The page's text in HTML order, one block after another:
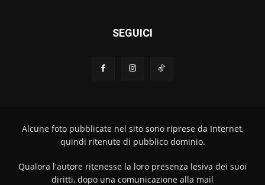
SEGUICI
Alcune foto pubblicate nel sito sono riprese da Internet,
quindi ritenute di pubblico dominio.
Qualora l'autore ritenesse la loro presenza lesiva dei suoi
diritti, dopo una comunicazione alla mail